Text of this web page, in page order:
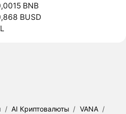
BNB
BUSD
/ AI Криптовалюты / VANA /